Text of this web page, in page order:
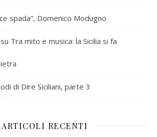
spada”, Domenico Modugno
su Tra mito e musica: la Sicilia si fa
di Dire Siciliani, parte 3
ARTICOLI RECENTI